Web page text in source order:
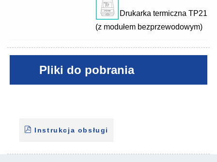
Drukarka termiczna TP2110
(z modułem bezprzewodowym)
Pliki do pobrania
Instrukcja obsługi